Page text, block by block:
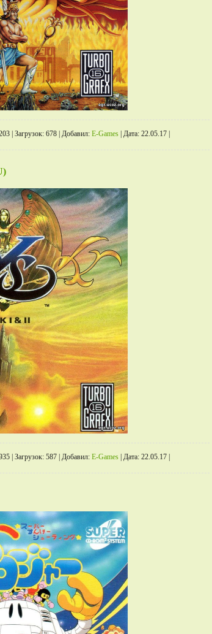
Загрузок: 678 Добавил: E-Games Дата: 22.05.17
Загрузок: 587 Добавил: E-Games Дата: 22.05.17